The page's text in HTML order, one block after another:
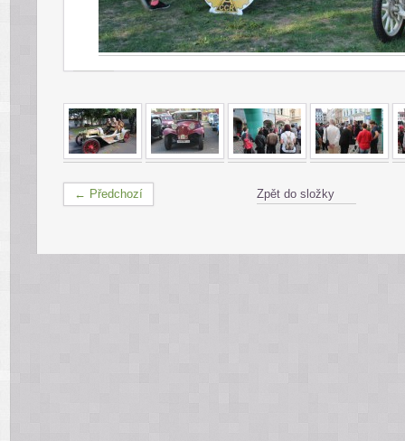
← Předchozí Zpět do složky